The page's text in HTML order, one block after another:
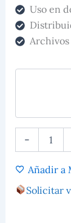
Uso en
-
Añadir a
Solicitar